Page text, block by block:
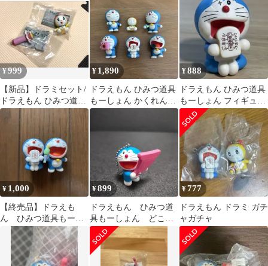
（スモールライト）
ん ドラミ2個セット
¥999
【新品】ドラミセット/
ドラえもん ひみつ道具
もーしょん フィギュア
&つながリング
¥ 1,890
ドラえもん ひみつ道具
もーしょん かくれんぼ
フィギュアマスコット
¥888
ドラえもん ひみつ道具
もーしょん フィギュア
マスコット アンキパ
ン
¥ 1,000
【終売品】ドラえも
ん ひみつ道具もーし
ょん ガチャガチャ
フィギュア
¥899
ドラえもん ひみつ道
具もーしょん どこで
もドア フィギュアマ
スコット
¥777
ドラえもん ドラミ ガチ
ャガチャ